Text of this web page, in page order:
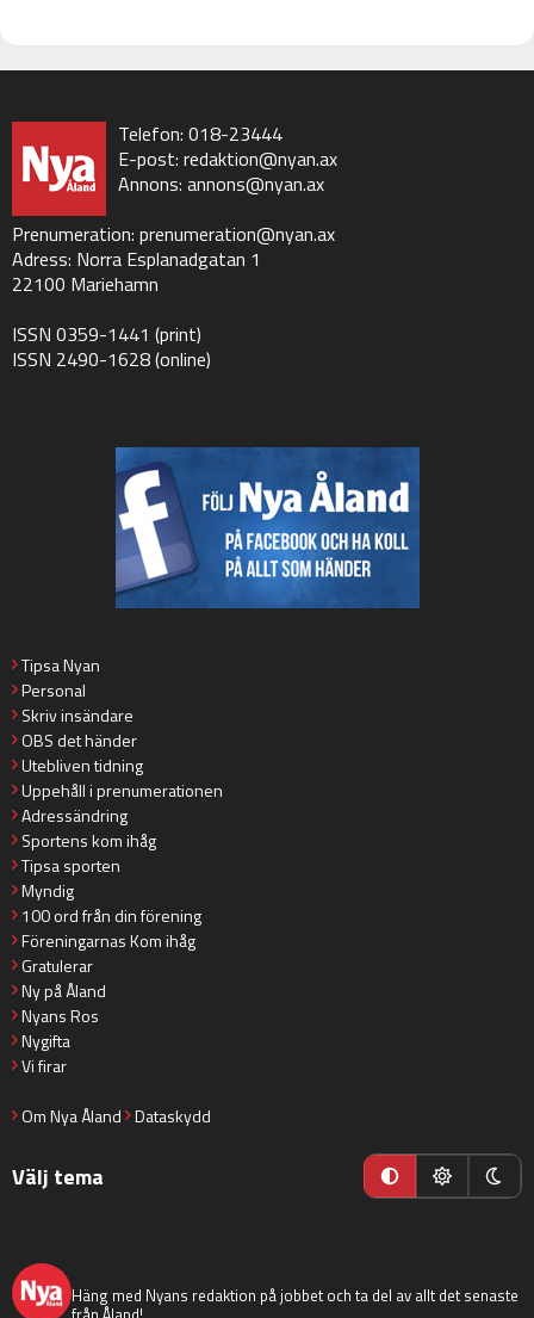
Telefon: 018-23444
E-post: redaktion@nyan.ax
Annons: annons@nyan.ax
Prenumeration: prenumeration@nyan.ax
Adress: Norra Esplanadgatan 1
22100 Mariehamn
ISSN 0359-1441 (print)
ISSN 2490-1628 (online)
Tipsa Nyan
Personal
Skriv insändare
OBS det händer
Utebliven tidning
Uppehåll i prenumerationen
Adressändring
Sportens kom ihåg
Tipsa sporten
Myndig
100 ord från din förening
Föreningarnas Kom ihåg
Gratulerar
Ny på Åland
Nyans Ros
Nygifta
Vi firar
Om Nya Åland Dataskydd
Välj tema
Häng med Nyans redaktion på jobbet och ta del av allt det senaste